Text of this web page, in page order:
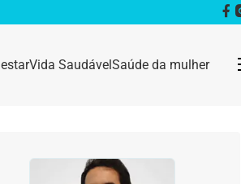
Vida SaudávelSaúde da mulher
Anestesia